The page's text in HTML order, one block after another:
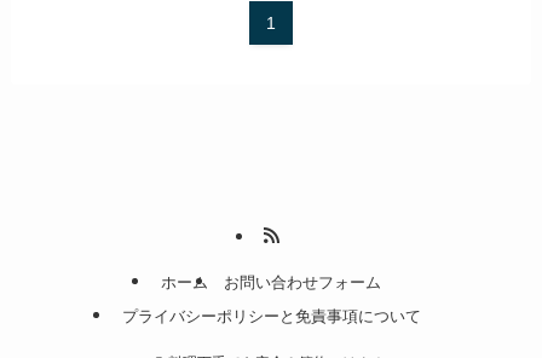
1
ホーム
お問い合わせフォーム
プライバシーポリシーと免責事項について